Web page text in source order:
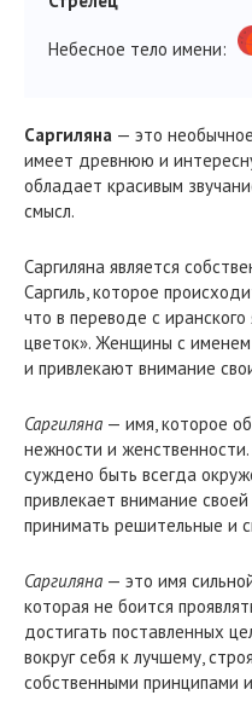
Небесное тело имени:
Саргиляна — это
имеет древнюю и
обладает красивым
смысл.
Саргиляна является
Саргиль, которое
что в переводе с
цветок». Женщины с
и привлекают внимание
Саргиляна — имя, которое
нежности и
суждено быть всегда
привлекает внимание
принимать решительные и
Саргиляна — это имя
которая не боится
достигать поставленных
вокруг себя к лучшему,
собственными принципами